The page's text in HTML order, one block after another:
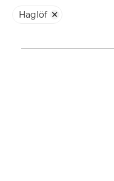
Haglöf